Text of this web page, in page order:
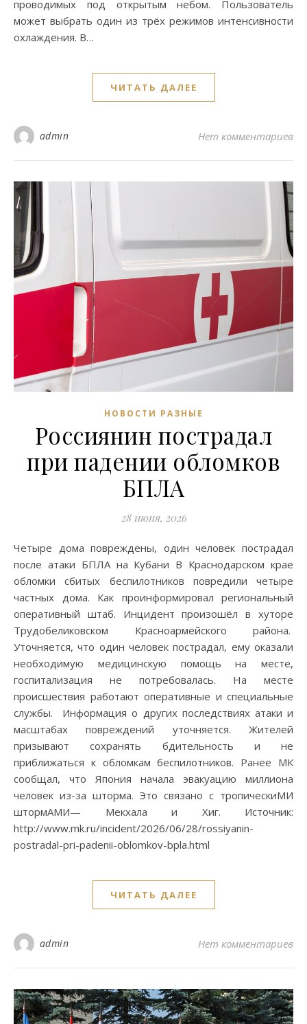
проводимых под открытым небом. Пользователь
может выбрать один из трёх режимов интенсивности
охлаждения. В…
ЧИТАТЬ ДАЛЕЕ
admin Нет комментариев
НОВОСТИ РАЗНЫЕ
Россиянин пострадал
при падении обломков
БПЛА
28 июня, 2026
Четыре дома повреждены, один человек пострадал
после атаки БПЛА на Кубани В Краснодарском крае
обломки сбитых беспилотников повредили четыре
частных дома. Как проинформировал региональный
оперативный штаб. Инцидент произошёл в хуторе
Трудобеликовском Красноармейского района.
Уточняется, что один человек пострадал, ему оказали
необходимую медицинскую помощь на месте,
госпитализация не потребовалась. На месте
происшествия работают оперативные и специальные
службы. Информация о других последствиях атаки и
масштабах повреждений уточняется. Жителей
призывают сохранять бдительность и не
приближаться к обломкам беспилотников. Ранее МК
сообщал, что Япония начала эвакуацию миллиона
человек из-за шторма. Это связано с тропическиМИ
штормАМИ— Мекхала и Хиг. Источник:
http://www.mk.ru/incident/2026/06/28/rossiyanin-
postradal-pri-padenii-oblomkov-bpla.html
ЧИТАТЬ ДАЛЕЕ
admin Нет комментариев